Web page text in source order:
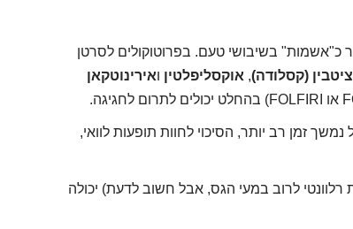
כ"אשמות" בשיבושי טעם. בפרוטוקולים לסרטן
(קסלודה), אוקסליפלטין ואירינוטקאן
נמשך זמן רב יותר, הסיכוי לחוות תופעות לוואי,
רלוונטי לרוב במעי הגס, אבל חשוב לדעת) יכולה